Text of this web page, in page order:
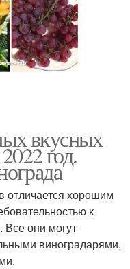
вкусных
год.
отличается хорошим
к
Все они могут
виноградарями,